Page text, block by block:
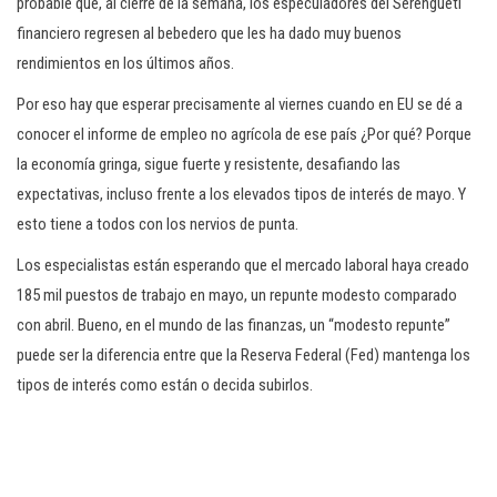
financiero regresen al bebedero que les ha dado muy buenos
rendimientos en los últimos años.
Por eso hay que esperar precisamente al viernes cuando en EU se dé a
conocer el informe de empleo no agrícola de ese país ¿Por qué? Porque
la economía gringa, sigue fuerte y resistente, desafiando las
expectativas, incluso frente a los elevados tipos de interés de mayo. Y
esto tiene a todos con los nervios de punta.
Los especialistas están esperando que el mercado laboral haya creado
185 mil puestos de trabajo en mayo, un repunte modesto comparado
con abril. Bueno, en el mundo de las finanzas, un “modesto repunte”
puede ser la diferencia entre que la Reserva Federal (Fed) mantenga los
tipos de interés como están o decida subirlos.